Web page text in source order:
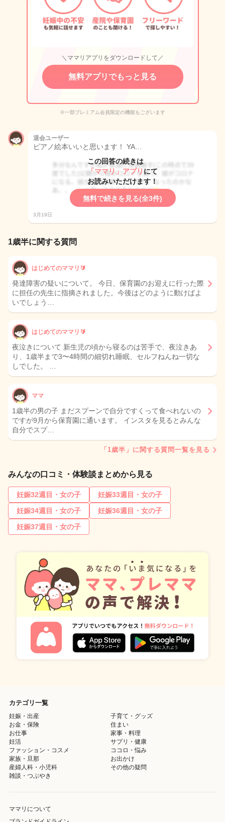
＼ママリアプリをダウンロードして／
無料アプリでもっと見る
※一部プレミアム会員限定の機能もございます
退会ユーザー
ピアノ絵本いいと思います！ YA…
この回答の続きは
「ママリ」アプリ にて
お読みいただけます！
無料で続きを見る(全3件)
3月19日
1歳半に関する質問
はじめてのママリ🔰
発達障害の疑いについて。 今日、保育園のお迎えに行った際
に担任の先生に指摘されました。今後はどのように動けばよ
いでしょう…
はじめてのママリ🔰
夜泣きについて 新生児の頃から寝るのは苦手で、夜泣きあ
り、1歳半まで3〜4時間の細切れ睡眠、セルフねんね一切な
しでした。 …
ママ
1歳半の男の子 まだスプーンで自分ですくって食べれないの
ですが9月から保育園に通います。 インスタを見るとみんな
自分でスプ…
「1歳半」に関する質問一覧を見る
みんなの口コミ・体験談まとめから見る
妊娠32週目・女の子
妊娠33週目・女の子
妊娠34週目・女の子
妊娠36週目・女の子
妊娠37週目・女の子
カテゴリ一覧
妊娠・出産
子育て・グッズ
お金・保険
住まい
お仕事
家事・料理
妊活
サプリ・健康
ファッション・コスメ
ココロ・悩み
家族・旦那
お出かけ
産婦人科・小児科
その他の疑問
雑談・つぶやき
ママリについて